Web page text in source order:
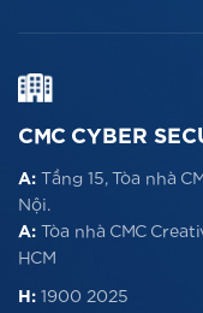
CMC CYBER
A: Tầng 15, Tòa nhà
Nội.
A: Tòa nhà CMC
HCM
H: 1900 2025